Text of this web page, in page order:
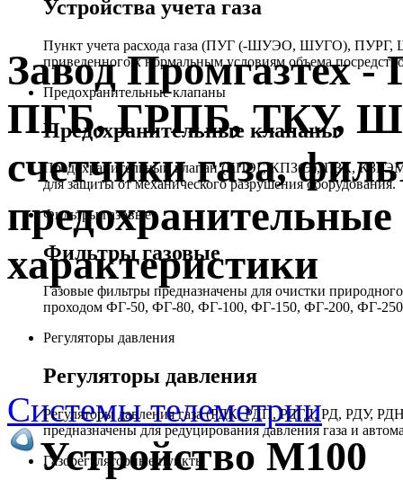
Устройства учета газа
Пункт учета расхода газа (ПУГ (-ШУЭО, ШУГО), ПУРГ,
приведенного к нормальным условиям объема
Предохранительные клапаны
Предохранительные клапаны
Предохранительный клапан (КПЭГ, КПЗ(Э), ПЗК,
для защиты от механического разрушения оборудования.
Фильтры газовые
Фильтры газовые
Газовые фильтры предназначены для очистки
проходом ФГ-50, ФГ-80, ФГ-100, ФГ-150, ФГ-200, ФГ-
Регуляторы давления
Регуляторы давления
Регуляторы давления газа (РДК, РДП, РДГД, РД, РДУ,
предназначены для редуцирования давления газа и
Газорегуляторные пункты
Завод
ПГБ, ГРПБ, ТКУ,
счетчики газа,
характеристики
Системы телеметрии
Устройство М100